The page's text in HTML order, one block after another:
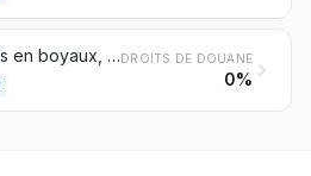
Ouvrages en boyaux, en baudruches, en vessies ou en tendonsDROITS DE DOUANE
0%